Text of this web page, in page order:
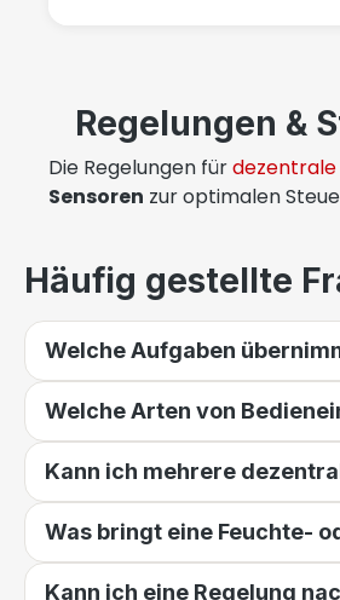
Regelungen &
Die Regelungen fürdezentrale
Sensoren zur optimalen
Häufig gestellte
Welche Aufgaben
Welche Arten von
Kann ich mehrere
Was bringt eine Feuchte-
Kann ich eine Regelung